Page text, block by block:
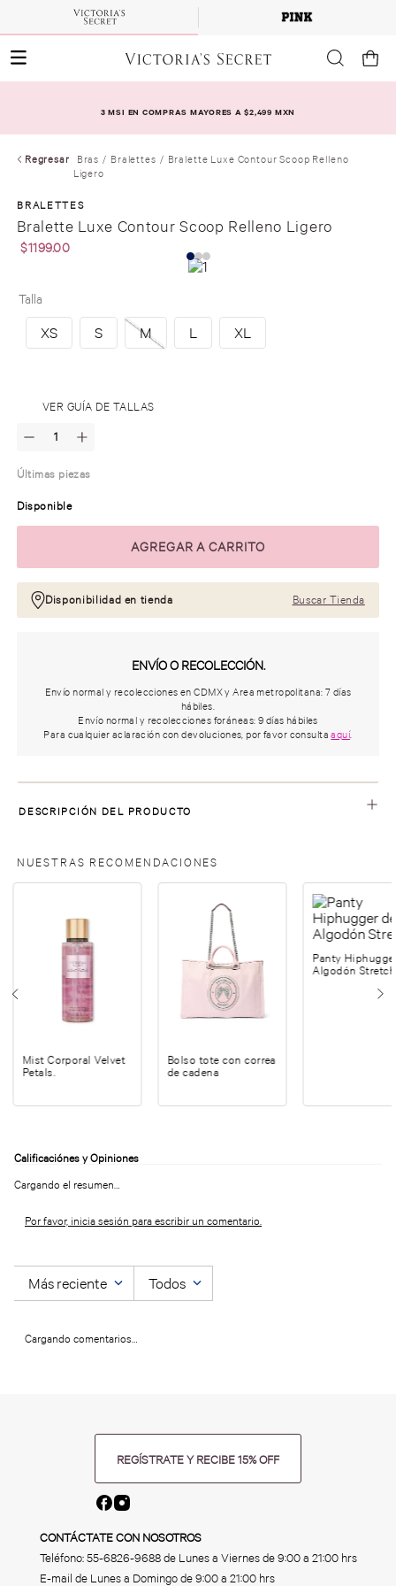
3 MSI EN COMPRAS MAYORES A $2,499 MXN
Regresar Bras Bralettes
Bralette Luxe Contour Scoop Relleno
Ligero
BRALETTES
Bralette Luxe Contour Scoop Relleno Ligero
$1199.00
Talla
XS S M L XL
VER GUÍA DE TALLAS
Últimas piezas
Disponible
Disponibilidad en tienda Buscar Tienda
ENVÍO O RECOLECCIÓN.
Envío normal y recolecciones en CDMX y Area metropolitana: 7 días
hábiles.
Envío normal y recolecciones foráneas: 9 días hábiles
Para cualquier aclaración con devoluciones, por favor consultaaquí.
DESCRIPCIÓN DEL PRODUCTO
NUESTRAS RECOMENDACIONES
Mist Corporal Velvet
Petals.
Bolso tote con correa
de cadena
Panty
Algodón Stretch
Cargando el resumen…
Por favor, inicia sesión para escribir un comentario.
Más reciente Todos
Cargando comentarios…
REGÍSTRATE Y RECIBE 15% OFF
CONTÁCTATE CON NOSOTROS
Teléfono:55-6826-9688de Lunes a Viernes de 9:00 a 21:00 hrs
E-mail de Lunes a Domingo de 9:00 a 21:00 hrs